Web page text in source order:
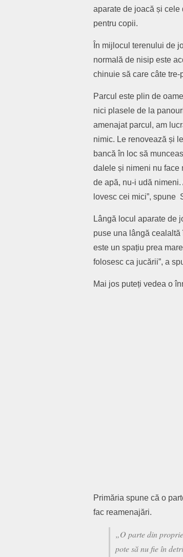
aparate de joacă și cele
pentru copii.
În mijlocul terenului de
normală de nisip este
chinuie să care câte tre-
Parcul este plin de
nici plasele de la
amenajat parcul, am
nimic. Le renovează și
bancă în loc să
dalele și nimeni nu face
de apă, nu-i udă
lovesc cei mici”, spune
Lângă locul aparate de
puse una lângă cealaltă
este un spațiu prea
folosesc ca jucării”, a
Mai jos puteți vedea o
Primăria spune că o
fac reamenajări.
„O parte din
pote să nu fie în